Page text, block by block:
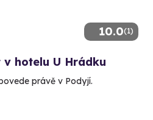
10.0(1)
hotelu U Hrádku
právě v Podyjí.